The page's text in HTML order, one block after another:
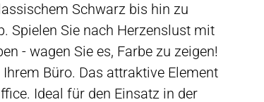
Schwarz bis hin zu
Spielen Sie nach Herzenslust mit
- wagen Sie es, Farbe zu zeigen!
Büro. Das attraktive Element
Ideal für den Einsatz in der